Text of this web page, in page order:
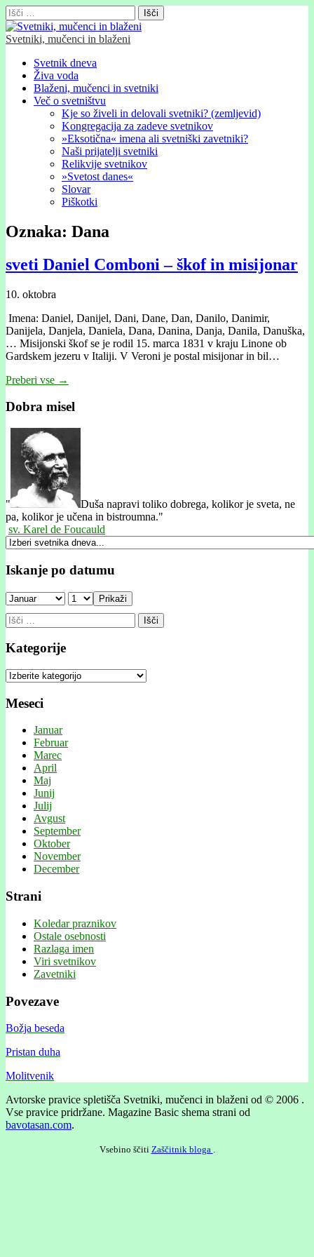
Išči:
Svetniki, mučenci in blaženi
Glavni
meni
Skip
content
Svetnik dneva
Živa voda
Blaženi, mučenci in svetniki
Več o svetništvu
Kje so živeli in delovali svetniki? (zemljevid)
Kongregacija za zadeve svetnikov
»Eksotična« imena ali svetniški zavetniki?
Naši prijatelji svetniki
Relikvije svetnikov
»Svetost danes«
Slovar
Piškotki
Oznaka: Dana
sveti Daniel Comboni – škof in misijonar
10. oktobra
Imena: Daniel, Danijel, Dani, Dane, Dan, Danilo, Danimir,
Danijela, Danjela, Daniela, Dana, Danina, Danja, Danila, Danuška,
… Misijonski škof se je rodil 15. marca 1831 v kraju Linone ob
Gardskem jezeru v Italiji. V Veroni je postal misijonar in bil…
Preberi vse →
Dobra misel
"
Duša napravi toliko dobrega, kolikor je sveta, ne
pa, kolikor je učena in bistroumna."
sv. Karel de Foucauld
Iskanje po datumu
Prikaži
Išči:
Kategorije
Kategorije
Meseci
Januar
Februar
Marec
April
Maj
Junij
Julij
Avgust
September
Oktober
November
December
Strani
Koledar praznikov
Ostale osebnosti
Razlaga imen
Viri svetnikov
Zavetniki
Povezave
Božja beseda
Pristan duha
Molitvenik
Avtorske pravice spletišča Svetniki, mučenci in blaženi od © 2006 .
Vse pravice pridržane. Magazine Basic shema strani od
bavotasan.com.
Vsebino ščiti Zaščitnik bloga .